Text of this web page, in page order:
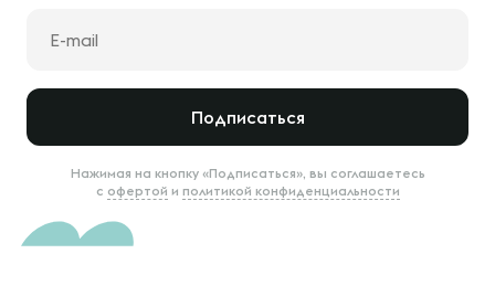
Подписаться
Нажимая на кнопку «Подписаться», вы соглашаетесь
с офертой и политикой конфиденциальности